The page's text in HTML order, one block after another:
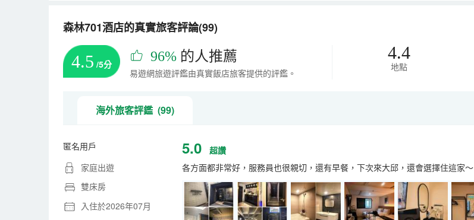
森林701酒店的真實旅客評論(99)
4.5 /5分 96% 的人推薦
易遊網旅遊評鑑由真實飯店旅客提供的評鑑。
4.4
地點
海外旅客評鑑 (99)
匿名用戶
家庭出遊
雙床房
入住於2026年07月
5.0 超讚
各方面都非常好，服務員也很親切，還有早餐，下次來大邱，還會選擇住這家～